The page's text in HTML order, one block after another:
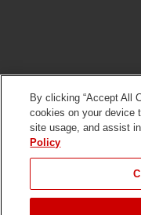
By clicking “Accept All
cookies on your device
site usage, and assist
Policy